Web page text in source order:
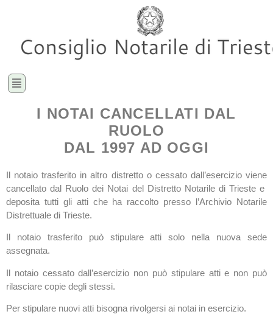
I NOTAI CANCELLATI DAL
RUOLO
DAL 1997 AD OGGI
Il notaio trasferito in altro distretto o cessato dall’esercizio viene
cancellato dal Ruolo dei Notai del Distretto Notarile di Trieste e
deposita tutti gli atti che ha raccolto presso l’Archivio Notarile
Distrettuale di Trieste.
Il notaio trasferito può stipulare atti solo nella nuova sede
assegnata.
Il notaio cessato dall’esercizio non può stipulare atti e non può
rilasciare copie degli stessi.
Per stipulare nuovi atti bisogna rivolgersi ai notai in esercizio.